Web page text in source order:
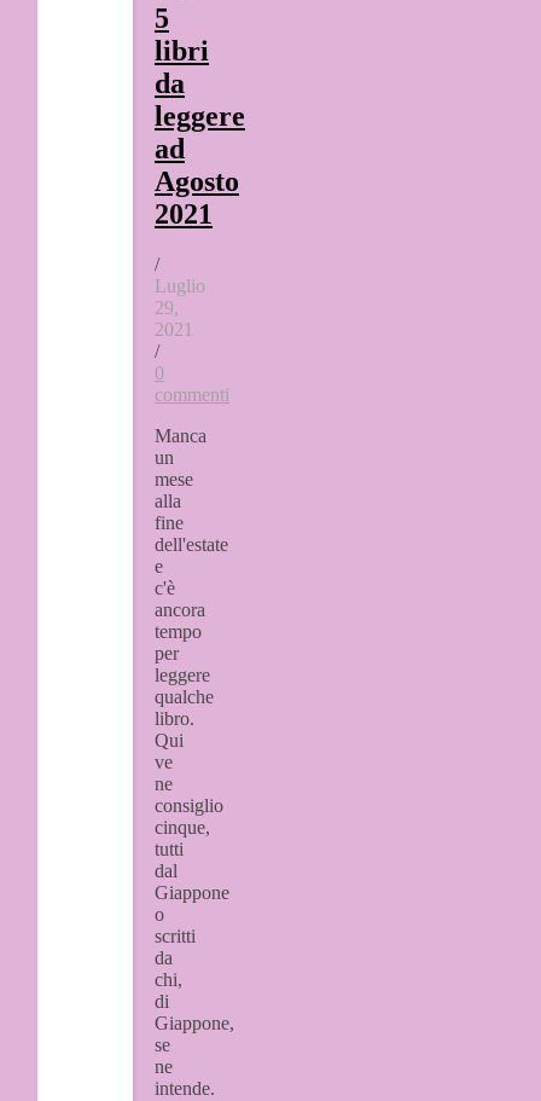
5
libri
da
leggere
ad
Agosto
2021
/
Luglio
29,
2021
/
0
commenti
Manca
un
mese
alla
fine
dell'estate
e
c'è
ancora
tempo
per
leggere
qualche
libro.
Qui
ve
ne
consiglio
cinque,
tutti
dal
Giappone
o
scritti
da
chi,
di
Giappone,
se
ne
intende.